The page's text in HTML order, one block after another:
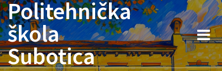
Skip
to
content
Politehnička
škola
Subotica